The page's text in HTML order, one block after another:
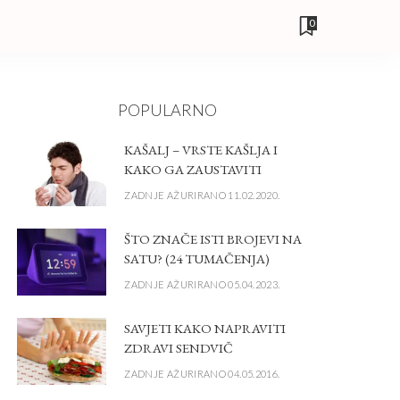
0
POPULARNO
KAŠALJ – VRSTE KAŠLJA I
KAKO GA ZAUSTAVITI
ZADNJE AŽURIRANO 11.02.2020.
ŠTO ZNAČE ISTI BROJEVI NA
SATU? (24 TUMAČENJA)
ZADNJE AŽURIRANO 05.04.2023.
SAVJETI KAKO NAPRAVITI
ZDRAVI SENDVIČ
ZADNJE AŽURIRANO 04.05.2016.